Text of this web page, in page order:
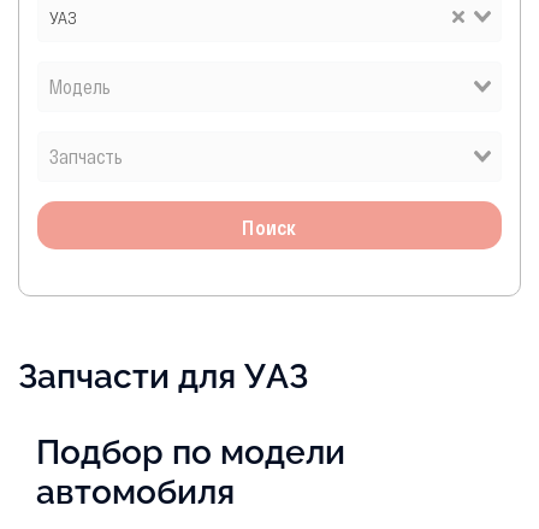
УАЗ
Поиск
Запчасти для УАЗ
Подбор по модели
автомобиля